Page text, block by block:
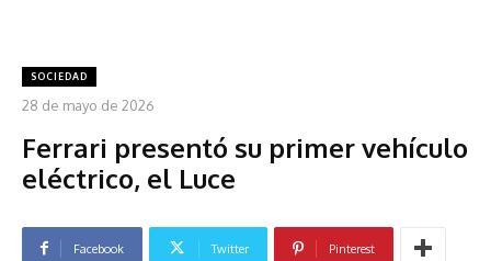
SOCIEDAD
28 de mayo de 2026
Ferrari presentó su primer vehículo
eléctrico, el Luce
Facebook Twitter Pinterest